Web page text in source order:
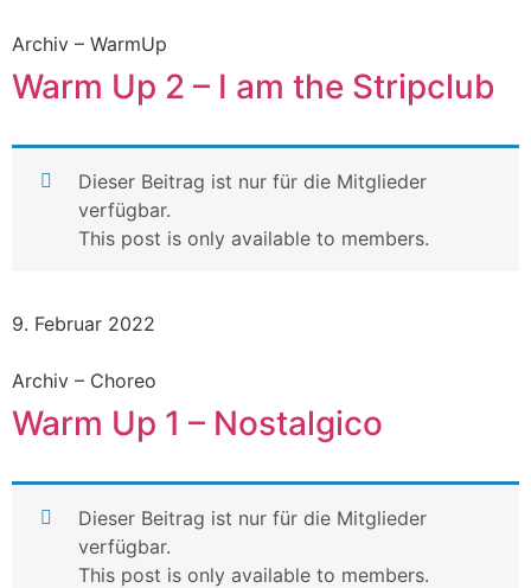
Archiv – WarmUp
Warm Up 2 – I am the Stripclub
Dieser Beitrag ist nur für die Mitglieder
verfügbar.
This post is only available to members.
9. Februar 2022
Archiv – Choreo
Warm Up 1 – Nostalgico
Dieser Beitrag ist nur für die Mitglieder
verfügbar.
This post is only available to members.